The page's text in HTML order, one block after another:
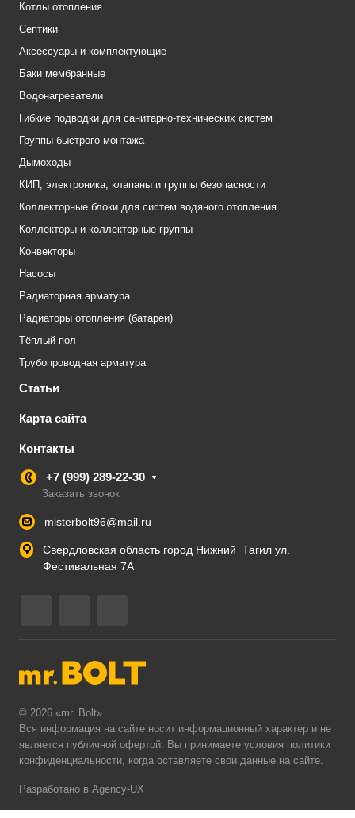
Котлы отопления
Септики
Аксессуары и комплектующие
Баки мембранные
Водонагреватели
Гибкие подводки для санитарно-технических систем
Группы быстрого монтажа
Дымоходы
КИП, электроника, клапаны и группы безопасности
Коллекторные блоки для систем водяного отопления
Коллекторы и коллекторные группы
Конвекторы
Насосы
Радиаторная арматура
Радиаторы отопления (батареи)
Тёплый пол
Трубопроводная арматура
Статьи
Карта сайта
Контакты
+7 (999) 289-22-30
Заказать звонок
misterbolt96@mail.ru
Свердловская область город Нижний Тагил ул.
Фестивальная 7А
© 2026 «mr. Bolt»
Вся информация на сайте носит информационный характер и не
является публичной офертой. Вы принимаете условия политики
конфиденциальности, когда оставляете свои данные на сайте.
Разработано в Agency-UX